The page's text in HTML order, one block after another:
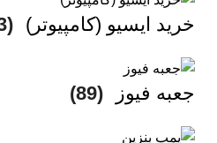
خرید ایسیو (کامپیوتر) (173)
جعبه فیوز (89)